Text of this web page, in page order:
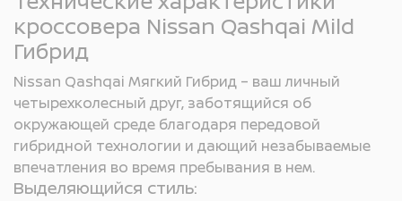
кроссовера Nissan Qashqai Mild
Гибрид
Nissan Qashqai Мягкий Гибрид – ваш личный
четырехколесный друг, заботящийся об
окружающей среде благодаря передовой
гибридной технологии и дающий незабываемые
впечатления во время пребывания в нем.
Выделяющийся стиль: